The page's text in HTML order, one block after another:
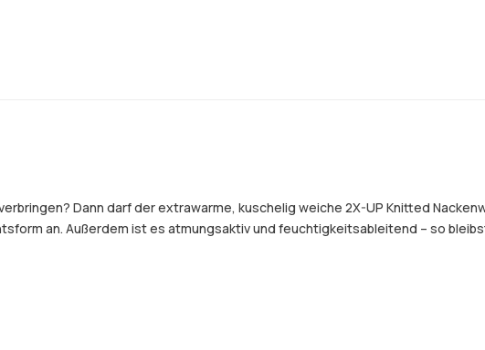
Dann darf der extrawarme, kuschelig weiche 2X-UP Knitted
an. Außerdem ist es atmungsaktiv und feuchtigkeitsableitend – so